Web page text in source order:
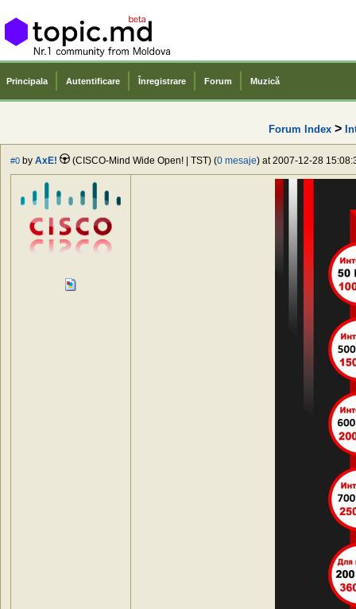
Principala Autentificare Înregistrare Forum Muzică
Forum Index >
#0 by AxE! (CISCO-Mind Wide Open! | TST) (0 mesaje) at 2007-12-28